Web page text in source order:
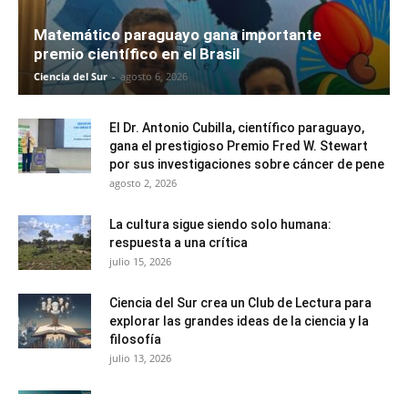
Matemático paraguayo gana importante
premio científico en el Brasil
Ciencia del Sur - agosto 6, 2026
El Dr. Antonio Cubilla, científico paraguayo,
gana el prestigioso Premio Fred W. Stewart
por sus investigaciones sobre cáncer de pene
agosto 2, 2026
La cultura sigue siendo solo humana:
respuesta a una crítica
julio 15, 2026
Ciencia del Sur crea un Club de Lectura para
explorar las grandes ideas de la ciencia y la
filosofía
julio 13, 2026